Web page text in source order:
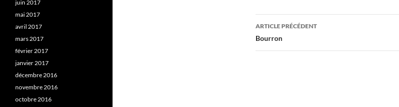
Navigation
des
ARTICLE PRÉCÉDENT
Bourron
juin 2017
mai 2017
avril 2017
mars 2017
février 2017
janvier 2017
décembre 2016
novembre 2016
octobre 2016